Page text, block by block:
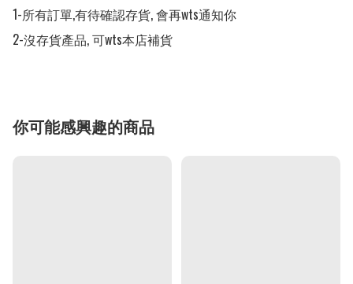
1-所有訂單,有待確認存貨, 會再wts通知你
2-沒存貨產品, 可wts本店補貨
你可能感興趣的商品